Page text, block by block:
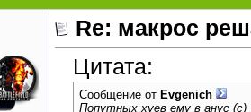
Re: макрос
Цитата:
Сообщение от Evgenich
Попутных хуев ему в анус (с)